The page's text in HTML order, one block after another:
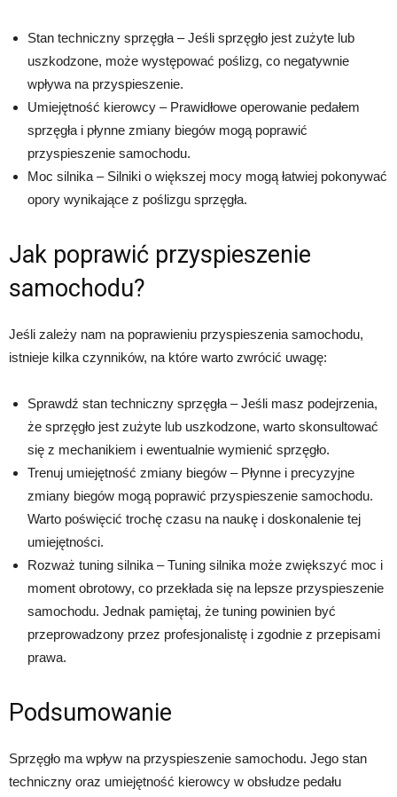
Stan techniczny sprzęgła – Jeśli sprzęgło jest zużyte lub
uszkodzone, może występować poślizg, co negatywnie
wpływa na przyspieszenie.
Umiejętność kierowcy – Prawidłowe operowanie pedałem
sprzęgła i płynne zmiany biegów mogą poprawić
przyspieszenie samochodu.
Moc silnika – Silniki o większej mocy mogą łatwiej pokonywać
opory wynikające z poślizgu sprzęgła.
Jak poprawić przyspieszenie
samochodu?
Jeśli zależy nam na poprawieniu przyspieszenia samochodu,
istnieje kilka czynników, na które warto zwrócić uwagę:
Sprawdź stan techniczny sprzęgła – Jeśli masz podejrzenia,
że sprzęgło jest zużyte lub uszkodzone, warto skonsultować
się z mechanikiem i ewentualnie wymienić sprzęgło.
Trenuj umiejętność zmiany biegów – Płynne i precyzyjne
zmiany biegów mogą poprawić przyspieszenie samochodu.
Warto poświęcić trochę czasu na naukę i doskonalenie tej
umiejętności.
Rozważ tuning silnika – Tuning silnika może zwiększyć moc i
moment obrotowy, co przekłada się na lepsze przyspieszenie
samochodu. Jednak pamiętaj, że tuning powinien być
przeprowadzony przez profesjonalistę i zgodnie z przepisami
prawa.
Podsumowanie
Sprzęgło ma wpływ na przyspieszenie samochodu. Jego stan
techniczny oraz umiejętność kierowcy w obsłudze pedału